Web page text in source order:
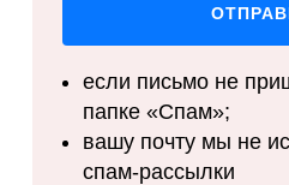
если письмо не
папке «Спам»;
вашу почту мы не
спам-рассылки